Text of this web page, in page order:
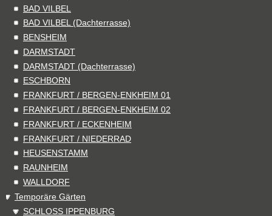
BAD VILBEL
BAD VILBEL (Dachterrasse)
BENSHEIM
DARMSTADT
DARMSTADT (Dachterrasse)
ESCHBORN
FRANKFURT / BERGEN-ENKHEIM 01
FRANKFURT / BERGEN-ENKHEIM 02
FRANKFURT / ECKENHEIM
FRANKFURT / NIEDERRAD
HEUSENSTAMM
RAUNHEIM
WALLDORF
Temporäre Gärten
SCHLOSS IPPENBURG